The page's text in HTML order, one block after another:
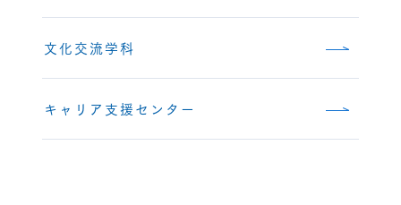
文化交流学科
キャリア支援センター